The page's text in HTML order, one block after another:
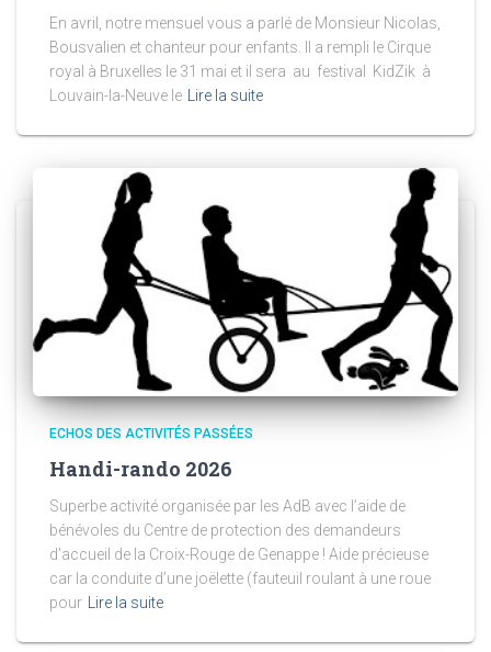
En avril, notre mensuel vous a parlé de Monsieur Nicolas,
Bousvalien et chanteur pour enfants. Il a rempli le Cirque
royal à Bruxelles le 31 mai et il sera au festival KidZik à
Louvain-la-Neuve le
Lire la suite
ECHOS DES ACTIVITÉS PASSÉES
Handi-rando 2026
Superbe activité organisée par les AdB avec l’aide de
bénévoles du Centre de protection des demandeurs
d’accueil de la Croix-Rouge de Genappe ! Aide précieuse
car la conduite d’une joëlette (fauteuil roulant à une roue
pour
Lire la suite